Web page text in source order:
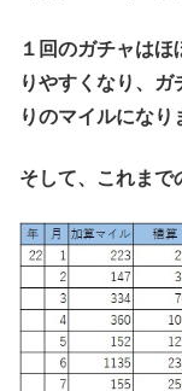
１回のガチャは
りやすくなり、
りのマイルになり
そして、これまで